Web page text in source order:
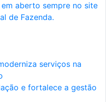
aberto sempre no site
de Fazenda.
serviços na
e fortalece a gestão